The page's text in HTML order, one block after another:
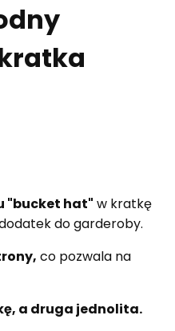
"bucket hat" w kratkę
do garderoby.
co pozwala na
a druga jednolita.